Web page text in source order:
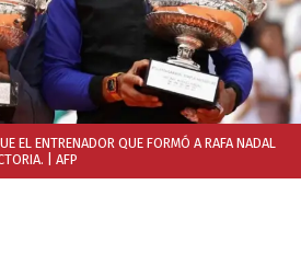
EL ENTRENADOR QUE FORMÓ A RAFA NADAL
| AFP